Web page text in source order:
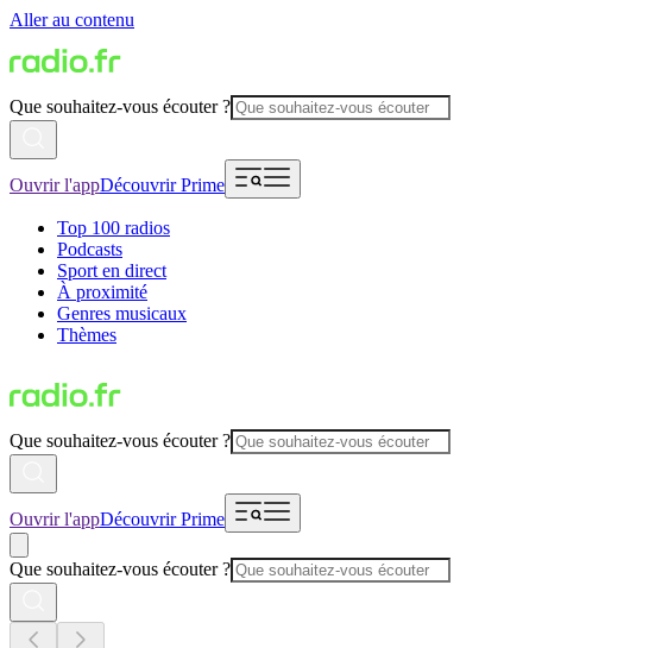
Aller au contenu
Que souhaitez-vous écouter ?
Ouvrir l'appDécouvrir Prime
Top 100 radios
Podcasts
Sport en direct
À proximité
Genres musicaux
Thèmes
Que souhaitez-vous écouter ?
Ouvrir l'appDécouvrir Prime
Que souhaitez-vous écouter ?